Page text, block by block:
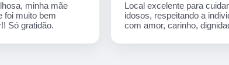
minha mãe
foi muito bem
Só gratidão.
Local excelente para
idosos, respeitando a
com amor, carinho,